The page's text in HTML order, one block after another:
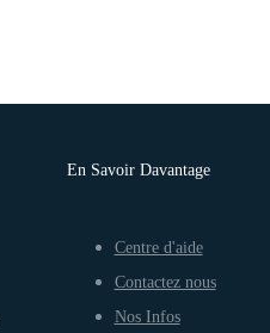
En Savoir Davantage
Centre d'aide
Contactez nous
Nos Infos